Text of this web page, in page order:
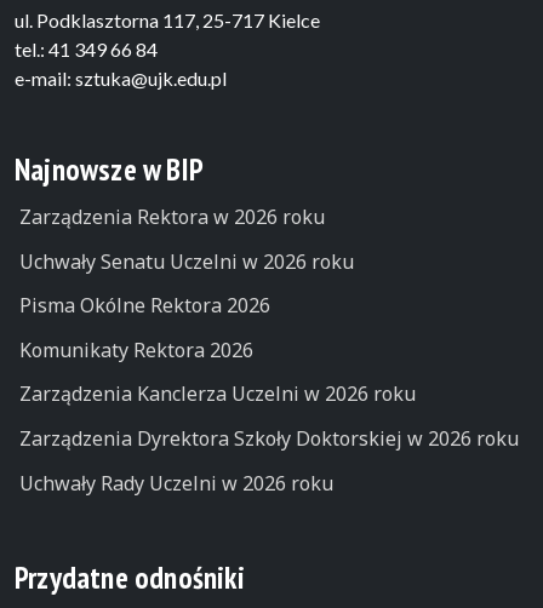
ul. Podklasztorna 117, 25-717 Kielce
tel.: 41 349 66 84
e-mail: sztuka@ujk.edu.pl
Najnowsze w BIP
Zarządzenia Rektora w 2026 roku
Uchwały Senatu Uczelni w 2026 roku
Pisma Okólne Rektora 2026
Komunikaty Rektora 2026
Zarządzenia Kanclerza Uczelni w 2026 roku
Zarządzenia Dyrektora Szkoły Doktorskiej w 2026 roku
Uchwały Rady Uczelni w 2026 roku
Przydatne odnośniki